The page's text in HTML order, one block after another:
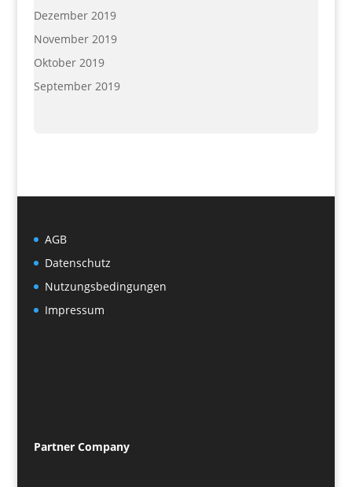
Dezember 2019
November 2019
Oktober 2019
September 2019
AGB
Datenschutz
Nutzungsbedingungen
Impressum
Partner Company